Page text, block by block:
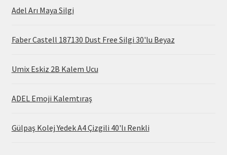
Adel Arı Maya Silgi
Faber Castell 187130 Dust Free Silgi 30'lu Beyaz
Umix Eskiz 2B Kalem Ucu
ADEL Emoji Kalemtıraş
Gülpaş Kolej Yedek A4 Çizgili 40'lı Renkli